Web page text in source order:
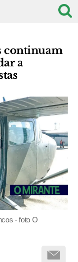
continuam
a
- foto O